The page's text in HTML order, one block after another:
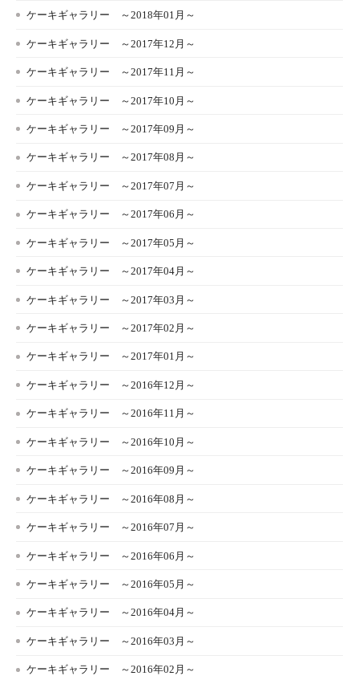
ケーキギャラリー ～2018年01月～
ケーキギャラリー ～2017年12月～
ケーキギャラリー ～2017年11月～
ケーキギャラリー ～2017年10月～
ケーキギャラリー ～2017年09月～
ケーキギャラリー ～2017年08月～
ケーキギャラリー ～2017年07月～
ケーキギャラリー ～2017年06月～
ケーキギャラリー ～2017年05月～
ケーキギャラリー ～2017年04月～
ケーキギャラリー ～2017年03月～
ケーキギャラリー ～2017年02月～
ケーキギャラリー ～2017年01月～
ケーキギャラリー ～2016年12月～
ケーキギャラリー ～2016年11月～
ケーキギャラリー ～2016年10月～
ケーキギャラリー ～2016年09月～
ケーキギャラリー ～2016年08月～
ケーキギャラリー ～2016年07月～
ケーキギャラリー ～2016年06月～
ケーキギャラリー ～2016年05月～
ケーキギャラリー ～2016年04月～
ケーキギャラリー ～2016年03月～
ケーキギャラリー ～2016年02月～